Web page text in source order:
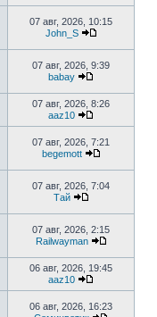
к
последнему
07 авг, 2026, 10:15
John_S
к
последнему
07 авг, 2026, 9:39
babay
к
последнему
07 авг, 2026, 8:26
aaz10
Перейти
последнему
сообщению
07 авг, 2026, 7:21
begemott
к
последнему
07 авг, 2026, 7:04
Тай
к
последнему
сообщению
07 авг, 2026, 2:15
Railwayman
к
06 авг, 2026, 19:45
aaz10
Перейти
последнему
06 авг, 2026, 16:23